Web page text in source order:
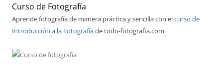
Curso de Fotografía
Aprende fotografía de manera práctica y sencilla con elcurso de
Introducción a la Fotografíade todo-fotografia.com